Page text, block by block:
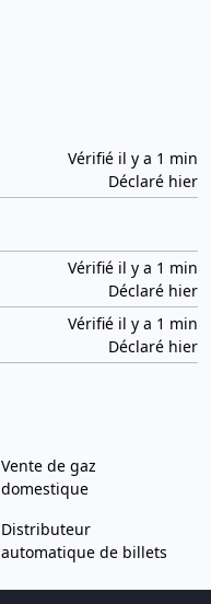
Vérifié il y a 1 min
Déclaré hier
Vérifié il y a 1 min
Déclaré hier
Vérifié il y a 1 min
Déclaré hier
Vente de gaz
domestique
Distributeur
automatique de billets